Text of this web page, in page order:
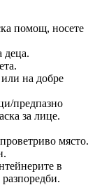
помощ, носете
деца.
на добре
предпазно
за лице.
място.
в